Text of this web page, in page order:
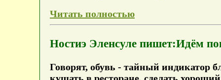
Читать полностью
Ностиэ Эленсуле пишет:Идём
Говорят, обувь - тайный индикатор